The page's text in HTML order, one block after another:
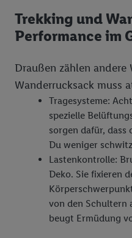
Trekking und
Performance im
Draußen zählen andere
Wanderrucksack muss
Tragesysteme:
spezielle
sorgen dafür,
Du weniger
Lastenkontrolle:
Deko. Sie fixieren
von den Schultern
beugt Ermüdung